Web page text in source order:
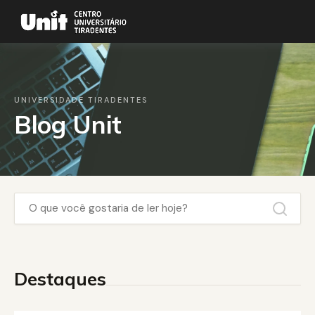
UNIVERSIDADE TIRADENTES
Blog Unit
Destaques